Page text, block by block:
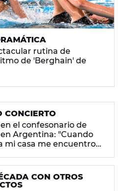
rutina de
de 'Berghain' de
CONCIERTO
el confesonario de
en Argentina: "Cuando
mi casa me encuentro
CON OTROS